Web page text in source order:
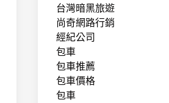
台灣暗黑旅遊
尚奇網路行銷
經紀公司
包車
包車推薦
包車價格
包車